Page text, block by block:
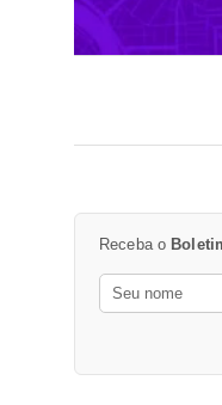
Receba o